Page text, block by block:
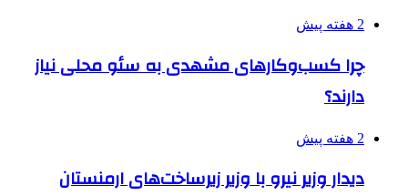
2 هفته پیش
چرا کسب‌وکارهای مشهدی به سئو محلی نیاز
دارند؟
2 هفته پیش
دیدار وزیر نیرو با وزیر زیرساخت‌های ارمنستان